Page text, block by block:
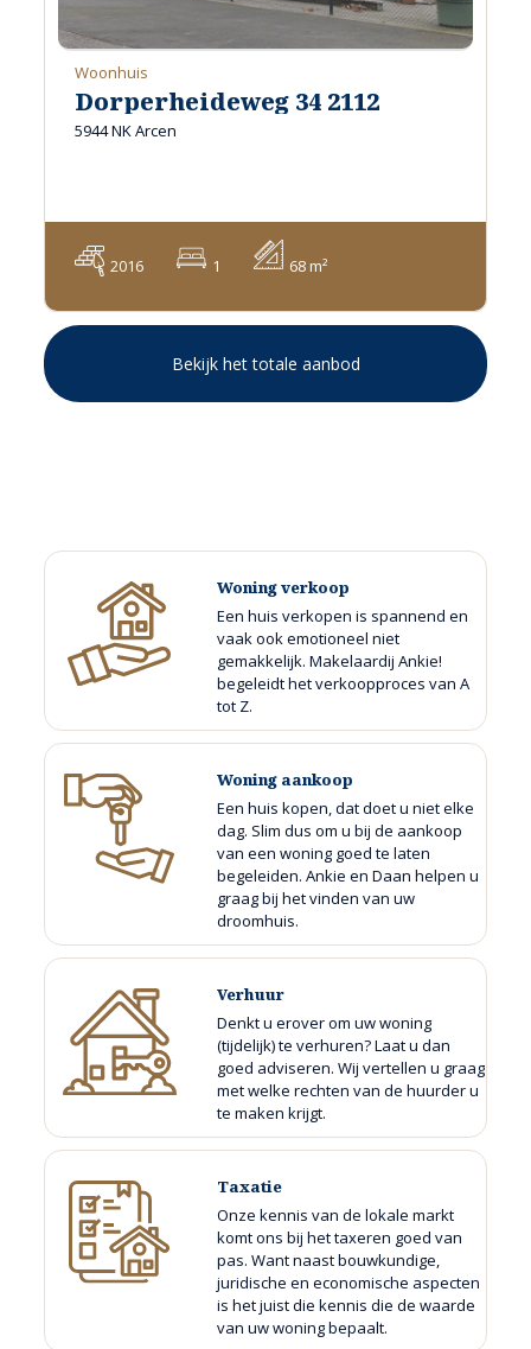
Woonhuis
Dorperheideweg 34 2112
5944 NK Arcen
2016 1 68 m²
Bekijk het totale aanbod
Woning verkoop
Een huis verkopen is spannend en
vaak ook emotioneel niet
gemakkelijk. Makelaardij Ankie!
begeleidt het verkoopproces van A
tot Z.
Woning aankoop
Een huis kopen, dat doet u niet elke
dag. Slim dus om u bij de aankoop
van een woning goed te laten
begeleiden. Ankie en Daan helpen u
graag bij het vinden van uw
droomhuis.
Verhuur
Denkt u erover om uw woning
(tijdelijk) te verhuren? Laat u dan
goed adviseren. Wij vertellen u graag
met welke rechten van de huurder u
te maken krijgt.
Taxatie
Onze kennis van de lokale markt
komt ons bij het taxeren goed van
pas. Want naast bouwkundige,
juridische en economische aspecten
is het juist die kennis die de waarde
van uw woning bepaalt.